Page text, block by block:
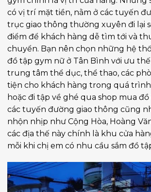
có vị trí mặt tiền, nằm ở các tuyến
trục giao thông thường xuyên đi lại
điểm để khách hàng dễ tìm tới và
chuyển. Bạn nên chọn những hệ
đồ tập gym nữ ở Tân Bình với ưu thế
trung tâm thể dục, thể thao, các
tiện cho khách hàng trong quá
hoặc đi tập về ghé qua shop mua
các tuyến đường giao thông cũng
nhộn nhịp như Cộng Hòa, Hoàng
các địa thế này chính là khu cửa
mỗi khi chị em có nhu cầu sắm đồ